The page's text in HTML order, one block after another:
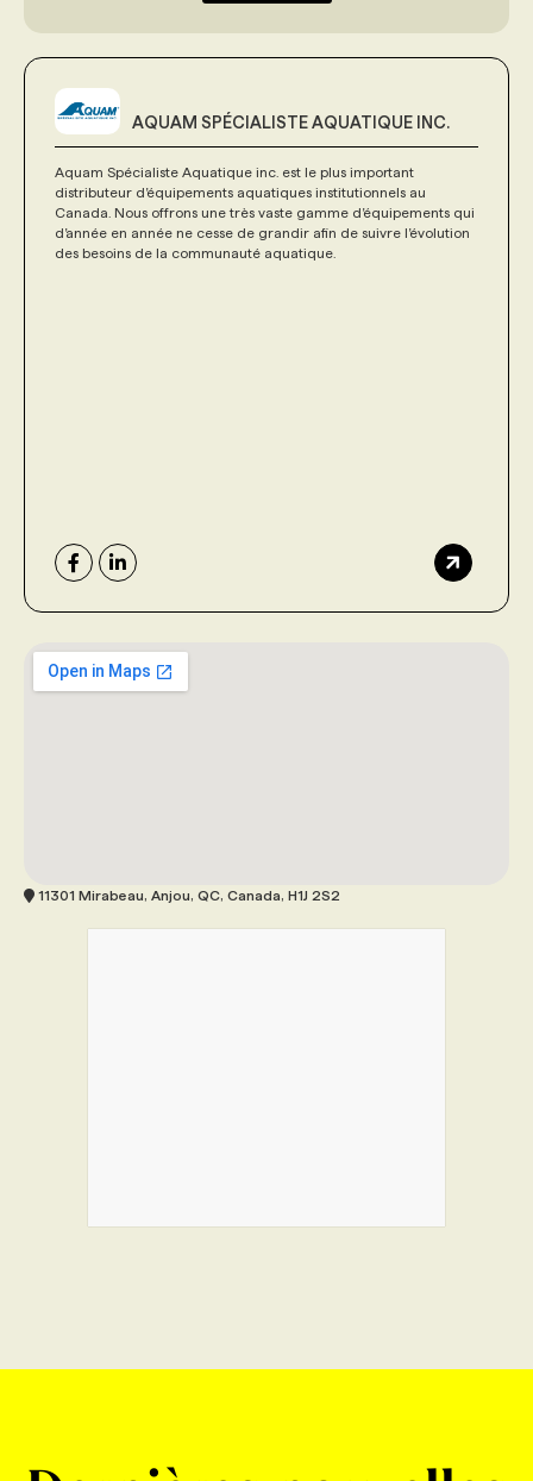
AQUAM SPÉCIALISTE AQUATIQUE INC.
Aquam Spécialiste Aquatique inc. est le plus important
distributeur d’équipements aquatiques institutionnels au
Canada. Nous offrons une très vaste gamme d’équipements qui
d’année en année ne cesse de grandir afin de suivre l’évolution
des besoins de la communauté aquatique.
11301 Mirabeau, Anjou, QC, Canada, H1J 2S2